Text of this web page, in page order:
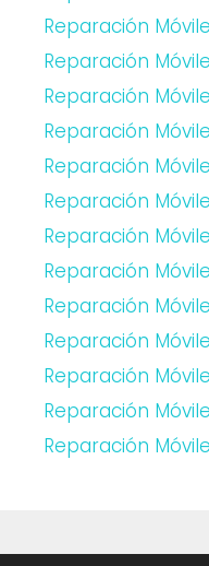
Reparación
Reparación
Reparación
Reparación
Reparación
Reparación
Reparación
Reparación
Reparación
Reparación
Reparación
Reparación
Reparación